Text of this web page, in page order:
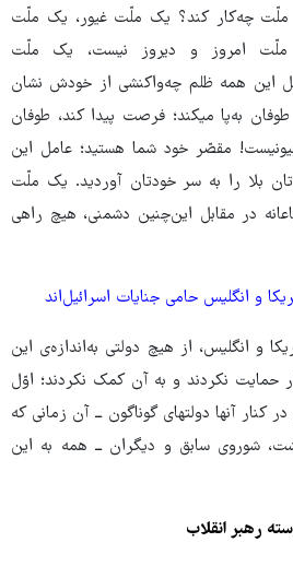
چه‌کار کند؟ یک ملّت غیور، یک ملّت
امروز و دیروز نیست، یک ملّت
این همه ظلم چه‌واکنشی از خودش نشان
به‌پا میکند؛ فرصت پیدا کند، طوفان
مقصّر خود شما هستید؛ عامل این
بلا را به سر خودتان آوردید. یک ملّت
در مقابل این‌چنین دشمنی، هیچ راهی
و انگلیس حامی جنایات اسرائیل‌اند
و انگلیس، از هیچ دولتی به‌اندازه‌ی این
حمایت نکردند و به آن کمک نکردند؛ اوّل
کنار آنها دولتهای گوناگون ــ آن زمانی که
شوروی سابق و دیگران ــ همه به این
رهبر انقلاب